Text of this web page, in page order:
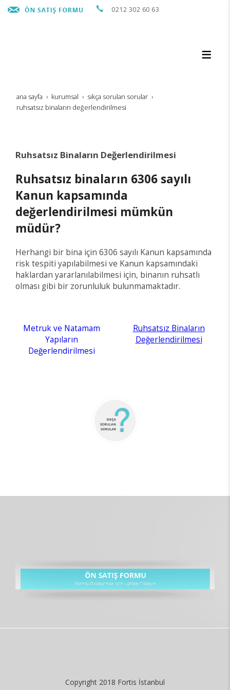
0212 302 60 63
ana sayfa kurumsal
sikça sorulan sorular
ruhsatsız binaların değerlendirilmesi
Ruhsatsız Binaların Değerlendirilmesi
Ruhsatsız binaların 6306 sayılı
Kanun kapsamında
değerlendirilmesi mümkün
müdür?
Herhangi bir bina için 6306 sayılı Kanun kapsamında
risk tespiti yapılabilmesi ve Kanun kapsamındaki
haklardan yararlanılabilmesi için, binanın ruhsatlı
olması gibi bir zorunluluk bulunmamaktadır.
Metruk ve Natamam
Yapıların
Değerlendirilmesi
Ruhsatsız Binaların
Değerlendirilmesi
Copyright 2018 Fortis İstanbul